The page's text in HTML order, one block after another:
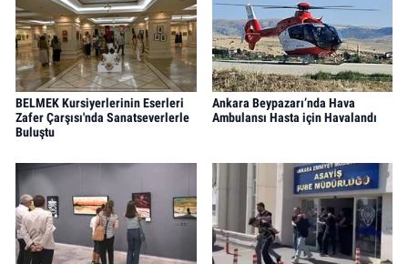
BELMEK Kursiyerlerinin Eserleri
Zafer Çarşısı'nda Sanatseverlerle
Buluştu
Ankara Beypazarı’nda Hava
Ambulansı Hasta için Havalandı